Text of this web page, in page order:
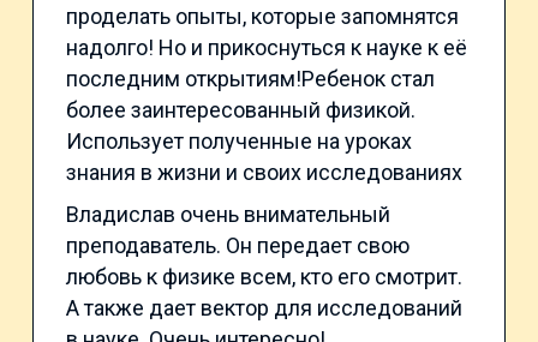
проделать опыты, которые запомнятся
надолго! Но и прикоснуться к науке к её
последним открытиям!Ребенок стал
более заинтересованный физикой.
Использует полученные на уроках
знания в жизни и своих исследованиях
Владислав очень внимательный
преподаватель. Он передает свою
любовь к физике всем, кто его смотрит.
А также дает вектор для исследований